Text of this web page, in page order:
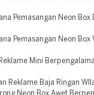
Pemasangan Neon Box
Pemasangan Neon Box
Mini
Reklame Baja Ringan
Neon Box Awet